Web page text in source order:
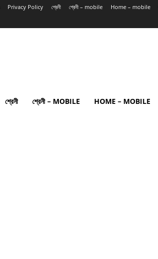
Privacy Policy শ্রেনী শ্রেনী – mobile Home – mobile
শ্রেনী শ্রেনী – MOBILE HOME – MOBILE